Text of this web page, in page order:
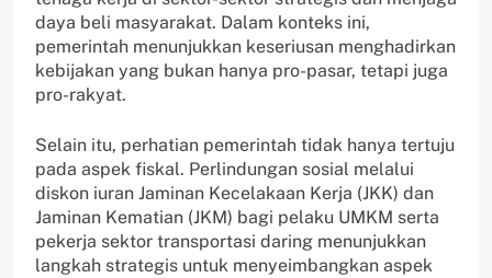
daya beli masyarakat. Dalam konteks ini,
pemerintah menunjukkan keseriusan menghadirkan
kebijakan yang bukan hanya pro-pasar, tetapi juga
pro-rakyat.
Selain itu, perhatian pemerintah tidak hanya tertuju
pada aspek fiskal. Perlindungan sosial melalui
diskon iuran Jaminan Kecelakaan Kerja (JKK) dan
Jaminan Kematian (JKM) bagi pelaku UMKM serta
pekerja sektor transportasi daring menunjukkan
langkah strategis untuk menyeimbangkan aspek